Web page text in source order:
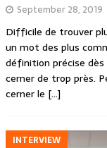
September 28, 2019
Difficile de trouver
un mot des plus
définition précise dès
cerner de trop près.
cerner le […]
INTERVIEW